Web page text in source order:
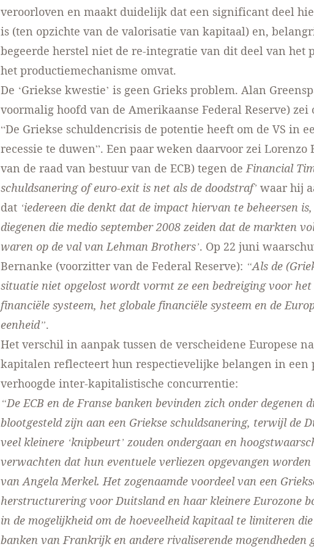
veroorloven en maakt duidelijk dat een significant deel
is (ten opzichte van de valorisatie van kapitaal) en,
begeerde herstel niet de re-integratie van dit deel van het
het productiemechanisme omvat.
De ‘Griekse kwestie’ is geen Grieks problem. Alan
voormalig hoofd van de Amerikaanse Federal Reserve) zei
“De Griekse schuldencrisis de potentie heeft om de VS in
recessie te duwen”. Een paar weken daarvoor zei
van de raad van bestuur van de ECB) tegen deFinancial
schuldsanering of euro-exit is net als de doodstraf’ waar hij
dat ‘iedereen die denkt dat de impact hiervan te beheersen
diegenen die medio september 2008 zeiden dat de markten
waren op de val van Lehman Brothers’. Op 22 juni
Bernanke (voorzitter van de Federal Reserve): “Als de
situatie niet opgelost wordt vormt ze een bedreiging voor het
financiële systeem, het globale financiële systeem en de
eenheid”.
Het verschil in aanpak tussen de verscheidene Europese
kapitalen reflecteert hun respectievelijke belangen in een
verhoogde inter-kapitalistische concurrentie:
“De ECB en de Franse banken bevinden zich onder degenen
blootgesteld zijn aan een Griekse schuldsanering, terwijl de
veel kleinere ‘knipbeurt’ zouden ondergaan en
verwachten dat hun eventuele verliezen opgevangen
van Angela Merkel. Het zogenaamde voordeel van een
herstructurering voor Duitsland en haar kleinere Eurozone
in de mogelijkheid om de hoeveelheid kapitaal te limiteren
banken van Frankrijk en andere rivaliserende mogendheden